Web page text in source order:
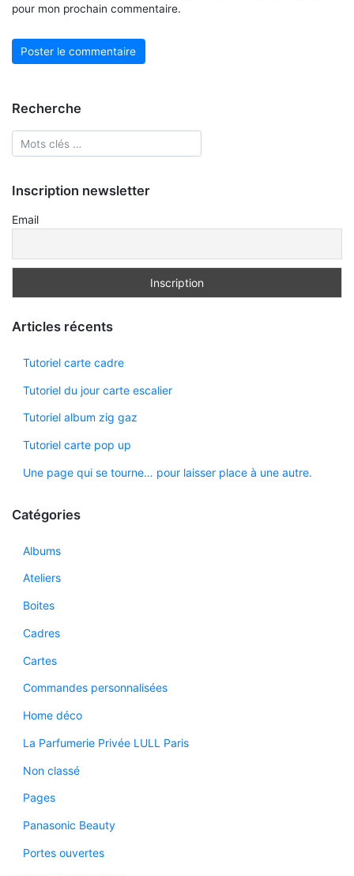
pour mon prochain commentaire.
Recherche
Inscription newsletter
Email
Articles récents
Tutoriel carte cadre
Tutoriel du jour carte escalier
Tutoriel album zig gaz
Tutoriel carte pop up
Une page qui se tourne… pour laisser place à une autre.
Catégories
Albums
Ateliers
Boites
Cadres
Cartes
Commandes personnalisées
Home déco
La Parfumerie Privée LULL Paris
Non classé
Pages
Panasonic Beauty
Portes ouvertes